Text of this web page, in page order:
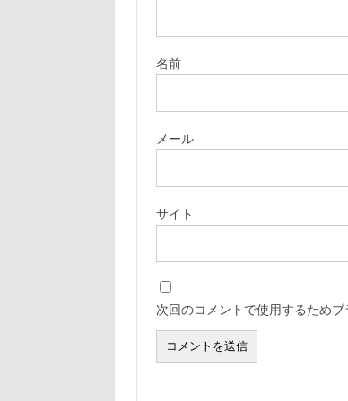
名前
メール
サイト
次回のコメントで使用するため